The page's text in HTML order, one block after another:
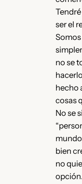
ser el
no se
hecho
cosas
No se
bien
no